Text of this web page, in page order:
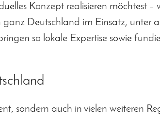
Konzept realisieren möchtest
Deutschland im Einsatz, unter
so lokale Expertise sowie
sondern auch in vielen weiteren